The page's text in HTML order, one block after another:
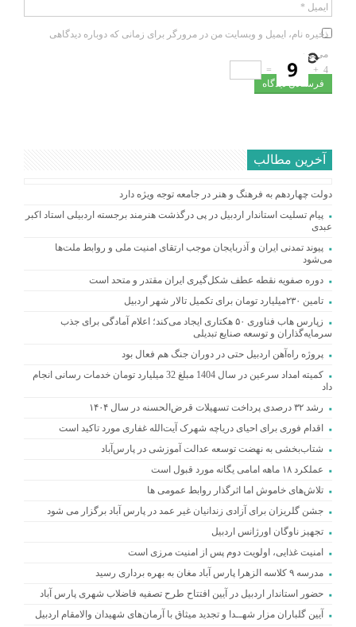
ایمیل *
ذخیره نام، ایمیل و وبسایت من در مرورگر برای زمانی که دوباره دیدگاهی
می‌نویسم.
4
+
=
آخرین مطالب
دولت چهاردهم به فرهنگ و هنر در جامعه توجه ویژه دارد
پیام تسلیت استاندار اردبیل در پی درگذشت هنرمند برجسته اردبیلی استاد اکبر
عبدی
پیوند تمدنی ایران و آذربایجان موجب ارتقای امنیت ملی و روابط ملت‌ها
می‌شود
دوره صفویه نقطه عطف شکل‌گیری ایران مقتدر و متحد است
تامین ۲۳۰میلیارد تومان برای تکمیل تالار شهر اردبیل
زپارس هاب فناوری ۵۰ هکتاری ایجاد می‌کند؛ اعلام آمادگی برای جذب
سرمایه‌گذاران و توسعه صنایع تبدیلی
پروژه راه‌آهن اردبیل حتی در دوران جنگ هم فعال بود
کمیته امداد سرعین در سال 1404 مبلغ 32 میلیارد تومان خدمات رسانی انجام
داد
رشد ۳۲ درصدی پرداخت تسهیلات قرض‌الحسنه در سال ۱۴۰۴
اقدام فوری برای احیای دریاچه شهرک آیت‌الله غفاری مورد تاکید است
شتاب‌بخشی به نهضت توسعه عدالت آموزشی در پارس‌آباد
عملکرد ۱۸ ماهه امامی یگانه مورد قبول است
تلاش‌های خاموش اما اثرگذار روابط عمومی ها
جشن گلریزان برای آزادی زندانیان غیر عمد در پارس آباد برگزار می شود
تجهیز ناوگان اورژانس اردبیل
امنیت غذایی، اولویت دوم پس از امنیت مرزی است
مدرسه ۹ کلاسه الزهرا پارس آباد مغان به بهره برداری رسید
حضور استاندار اردبیل در آیین افتتاح طرح تصفیه فاضلاب شهری پارس آباد
آیین گلباران مزار شهــدا و تجدید میثاق با آرمان‌های شهیدان والامقام اردبیل